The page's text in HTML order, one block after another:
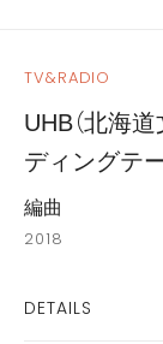
TV&RADIO
UHB（北海
ディングテ
編曲
2018
DETAILS